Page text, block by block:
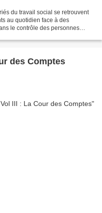
du travail social se retrouvent
au quotidien face à des
le contrôle des personnes
des Comptes